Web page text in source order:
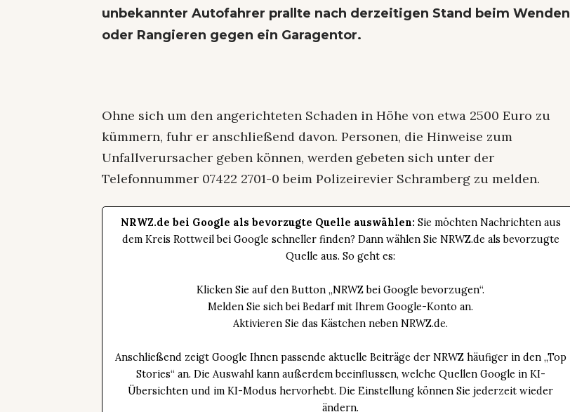
unbekannter Autofahrer prallte nach derzeitigen Stand beim Wenden
oder Rangieren gegen ein Garagentor.
Ohne sich um den angerichteten Schaden in Höhe von etwa 2500 Euro zu
kümmern, fuhr er anschließend davon. Personen, die Hinweise zum
Unfallverursacher geben können, werden gebeten sich unter der
Telefonnummer 07422 2701-0 beim Polizeirevier Schramberg zu melden.
NRWZ.de bei Google als bevorzugte Quelle auswählen: Sie möchten Nachrichten aus
dem Kreis Rottweil bei Google schneller finden? Dann wählen Sie NRWZ.de als bevorzugte
Quelle aus. So geht es:
Klicken Sie auf den Button „NRWZ bei Google bevorzugen“.
Melden Sie sich bei Bedarf mit Ihrem Google-Konto an.
Aktivieren Sie das Kästchen neben NRWZ.de.
Anschließend zeigt Google Ihnen passende aktuelle Beiträge der NRWZ häufiger in den „Top
Stories“ an. Die Auswahl kann außerdem beeinflussen, welche Quellen Google in KI-
Übersichten und im KI-Modus hervorhebt. Die Einstellung können Sie jederzeit wieder
ändern.